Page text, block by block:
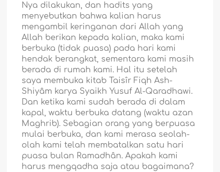
Nya dilakukan, dan hadits yang
menyebutkan bahwa kalian harus
mengambil keringanan dari Allah yang
Allah berikan kepada kalian, maka kami
berbuka (tidak puasa) pada hari kami
hendak berangkat, sementara kami masih
berada di rumah kami. Hal itu setelah
saya membuka kitab Taisîr Fiqh Ash-
Shiyâm karya Syaikh Yusuf Al-Qaradhawi.
Dan ketika kami sudah berada di dalam
kapal, waktu berbuka datang (waktu azan
Maghrib). Sebagian orang yang berpuasa
mulai berbuka, dan kami merasa seolah-
olah kami telah membatalkan satu hari
puasa bulan Ramadhân. Apakah kami
harus mengqadha saja atau bagaimana?